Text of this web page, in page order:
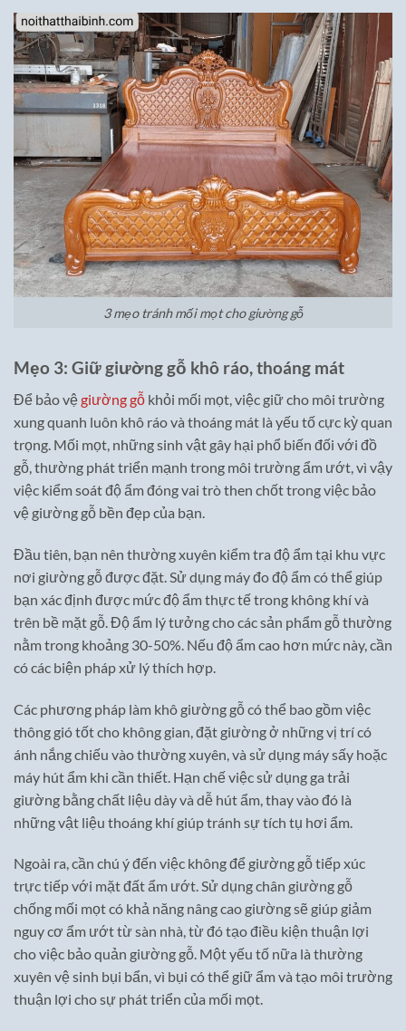
3 mẹo tránh mối mọt cho giường gỗ
Mẹo 3: Giữ giường gỗ khô ráo, thoáng mát
Để bảo vệgiường gỗ khỏi mối mọt, việc giữ cho môi trường
xung quanh luôn khô ráo và thoáng mát là yếu tố cực kỳ quan
trọng. Mối mọt, những sinh vật gây hại phổ biến đối với đồ
gỗ, thường phát triển mạnh trong môi trường ẩm ướt, vì vậy
việc kiểm soát độ ẩm đóng vai trò then chốt trong việc bảo
vệ giường gỗ bền đẹp của bạn.
Đầu tiên, bạn nên thường xuyên kiểm tra độ ẩm tại khu vực
nơi giường gỗ được đặt. Sử dụng máy đo độ ẩm có thể giúp
bạn xác định được mức độ ẩm thực tế trong không khí và
trên bề mặt gỗ. Độ ẩm lý tưởng cho các sản phẩm gỗ thường
nằm trong khoảng 30-50%. Nếu độ ẩm cao hơn mức này, cần
có các biện pháp xử lý thích hợp.
Các phương pháp làm khô giường gỗ có thể bao gồm việc
thông gió tốt cho không gian, đặt giường ở những vị trí có
ánh nắng chiếu vào thường xuyên, và sử dụng máy sấy hoặc
máy hút ẩm khi cần thiết. Hạn chế việc sử dụng ga trải
giường bằng chất liệu dày và dễ hút ẩm, thay vào đó là
những vật liệu thoáng khí giúp tránh sự tích tụ hơi ẩm.
Ngoài ra, cần chú ý đến việc không để giường gỗ tiếp xúc
trực tiếp với mặt đất ẩm ướt. Sử dụng chân giường gỗ
chống mối mọt có khả năng nâng cao giường sẽ giúp giảm
nguy cơ ẩm ướt từ sàn nhà, từ đó tạo điều kiện thuận lợi
cho việc bảo quản giường gỗ. Một yếu tố nữa là thường
xuyên vệ sinh bụi bẩn, vì bụi có thể giữ ẩm và tạo môi trường
thuận lợi cho sự phát triển của mối mọt.